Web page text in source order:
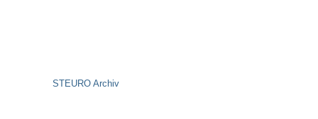
STEURO Archiv